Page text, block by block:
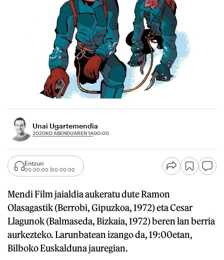
Unai Ugartemendia
2020KO ABENDUAREN 1A00:00
Entzun
00:00:00 00:00:00
Mendi Film jaialdia aukeratu dute Ramon
Olasagastik (Berrobi, Gipuzkoa, 1972) eta Cesar
Llagunok (Balmaseda, Bizkaia, 1972) beren lan berria
aurkezteko. Larunbatean izango da, 19:00etan,
Bilboko Euskalduna jauregian.